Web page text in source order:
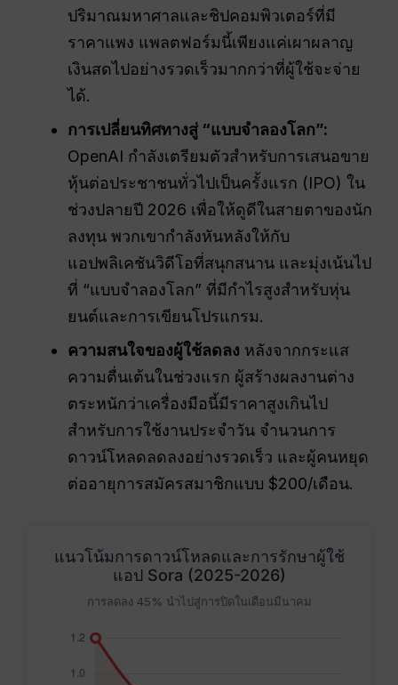
ปริมาณมหาศาลและชิปคอมพิวเตอร์ที่มี
ราคาแพง แพลตฟอร์มนี้เพียงแค่เผาผลาญ
เงินสดไปอย่างรวดเร็วมากกว่าที่ผู้ใช้จะจ่าย
ได้.
การเปลี่ยนทิศทางสู่ “แบบจำลองโลก”:
OpenAI กำลังเตรียมตัวสำหรับการเสนอขาย
หุ้นต่อประชาชนทั่วไปเป็นครั้งแรก (IPO) ใน
ช่วงปลายปี 2026 เพื่อให้ดูดีในสายตาของนัก
ลงทุน พวกเขากำลังหันหลังให้กับ
แอปพลิเคชันวิดีโอที่สนุกสนาน และมุ่งเน้นไป
ที่ “แบบจำลองโลก” ที่มีกำไรสูงสำหรับหุ่น
ยนต์และการเขียนโปรแกรม.
ความสนใจของผู้ใช้ลดลง หลังจากกระแส
ความตื่นเต้นในช่วงแรก ผู้สร้างผลงานต่าง
ตระหนักว่าเครื่องมือนี้มีราคาสูงเกินไป
สำหรับการใช้งานประจำวัน จำนวนการ
ดาวน์โหลดลดลงอย่างรวดเร็ว และผู้คนหยุด
ต่ออายุการสมัครสมาชิกแบบ $200/เดือน.
แนวโน้มการดาวน์โหลดและการรักษาผู้ใช้
แอป Sora (2025-2026)
การลดลง 45% นำไปสู่การปิดในเดือนมีนาคม